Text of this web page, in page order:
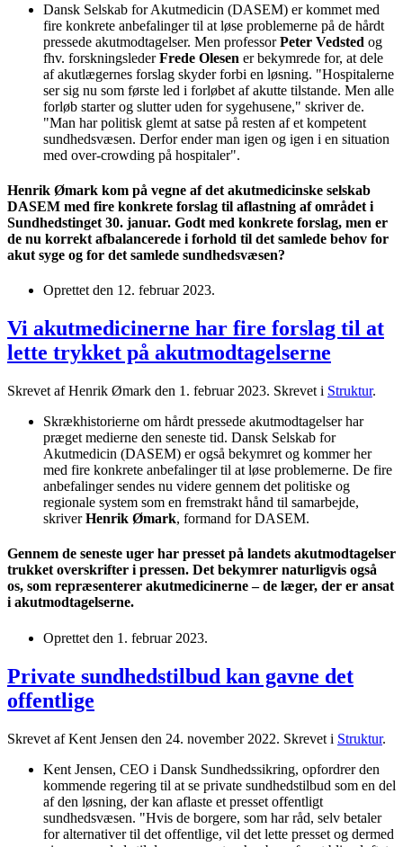
Dansk Selskab for Akutmedicin (DASEM) er kommet med
fire konkrete anbefalinger til at løse problemerne på de hårdt
pressede akutmodtagelser. Men professorPeter Vedsted og
fhv. forskningslederFrede Olesen er bekymrede for, at dele
af akutlægernes forslag skyder forbi en løsning. "Hospitalerne
ser sig nu som første led i forløbet af akutte tilstande. Men alle
forløb starter og slutter uden for sygehusene," skriver de.
"Man har politisk glemt at satse på resten af et kompetent
sundhedsvæsen. Derfor ender man igen og igen i en situation
med over-crowding på hospitaler".
Henrik Ømark kom på vegne af det akutmedicinske selskab
DASEM med fire konkrete forslag til aflastning af området i
Sundhedstinget 30. januar. Godt med konkrete forslag, men er
de nu korrekt afbalancerede i forhold til det samlede behov for
akut syge og for det samlede sundhedsvæsen?
Oprettet den 12. februar 2023.
Vi akutmedicinerne har fire forslag til at
lette trykket på akutmodtagelserne
Skrevet af Henrik Ømark den 1. februar 2023. Skrevet i Struktur.
Skrækhistorierne om hårdt pressede akutmodtagelser har
præget medierne den seneste tid. Dansk Selskab for
Akutmedicin (DASEM) er også bekymret og kommer her
med fire konkrete anbefalinger til at løse problemerne. De fire
anbefalinger sendes nu videre gennem det politiske og
regionale system som en fremstrakt hånd til samarbejde,
skriverHenrik Ømark, formand for DASEM.
Gennem de seneste uger har presset på landets akutmodtagelser
trukket overskrifter i pressen. Det bekymrer naturligvis også
os, som repræsenterer akutmedicinerne – de læger, der er ansat
i akutmodtagelserne.
Oprettet den 1. februar 2023.
Private sundhedstilbud kan gavne det
offentlige
Skrevet af Kent Jensen den 24. november 2022. Skrevet i Struktur.
Kent Jensen, CEO i Dansk Sundhedssikring, opfordrer den
kommende regering til at se private sundhedstilbud som en del
af den løsning, der kan aflaste et presset offentligt
sundhedsvæsen. "Hvis de borgere, som har råd, selv betaler
for alternativer til det offentlige, vil det lette presset og dermed